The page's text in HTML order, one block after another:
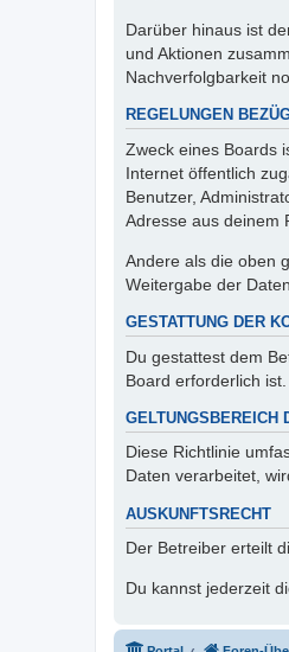
Darüber hinaus ist
und Aktionen
Nachverfolgbarkeit
REGELUNGEN
Zweck eines Boards
Internet öffentlich
Benutzer,
Adresse aus deinem
Andere als die oben
Weitergabe der
GESTATTUNG DER
Du gestattest dem
Board erforderlich
GELTUNGSBEREICH
Diese Richtlinie
Daten verarbeitet,
AUSKUNFTSRECHT
Der Betreiber erteilt
Du kannst jederzeit